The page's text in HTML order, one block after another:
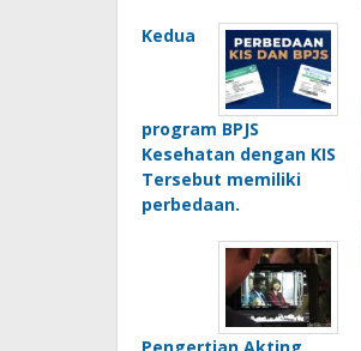
Kedua
program BPJS
Kesehatan dengan KIS
Tersebut memiliki
perbedaan.